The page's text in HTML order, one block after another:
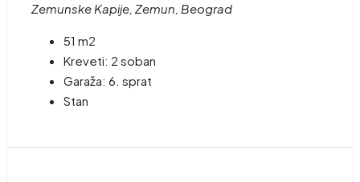
Zemunske Kapije, Zemun, Beograd
51 m2
Kreveti: 2 soban
Garaža: 6. sprat
Stan